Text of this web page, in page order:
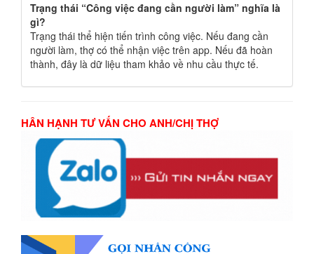
Trạng thái “Công việc đang cần người làm” nghĩa là
gì?
Trạng thái thể hiện tiến trình công việc. Nếu đang cần
người làm, thợ có thể nhận việc trên app. Nếu đã hoàn
thành, đây là dữ liệu tham khảo về nhu cầu thực tế.
HÂN HẠNH TƯ VẤN CHO ANH/CHỊ THỢ